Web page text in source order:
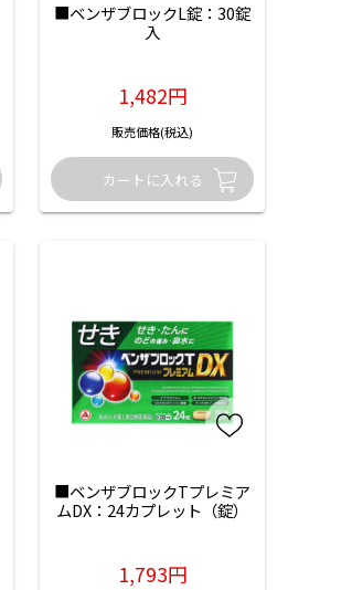
■ベンザブロックL錠：30錠
入
1,482円
販売価格(税込)
■ベンザブロックTプレミア
ムDX：24カプレット（錠）
1,793円